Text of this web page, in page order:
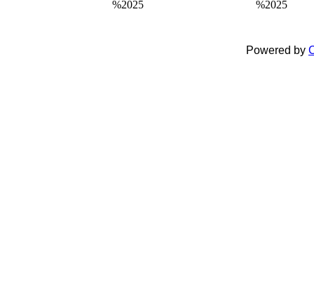
%2025 %2025
Powered by